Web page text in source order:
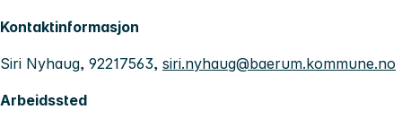
Kontaktinformasjon
Siri Nyhaug, 92217563, siri.nyhaug@baerum.kommune.no
Arbeidssted